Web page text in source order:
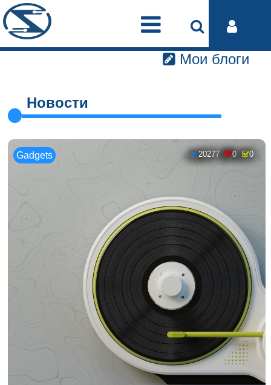
Мои блоги
Новости
Gadgets 20277 0 0